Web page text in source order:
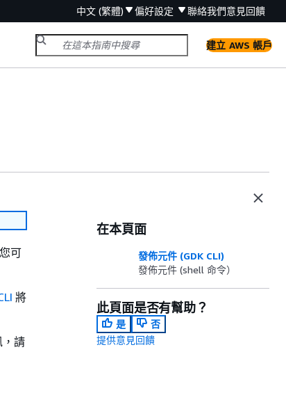
中文 (繁體) 偏好設定 聯絡我們意見回饋
建立 AWS 帳戶
可
將
，請
在本頁面
發佈元件 (GDK CLI)
發佈元件 (shell 命令）
此頁面是否有幫助？
是
否
提供意見回饋